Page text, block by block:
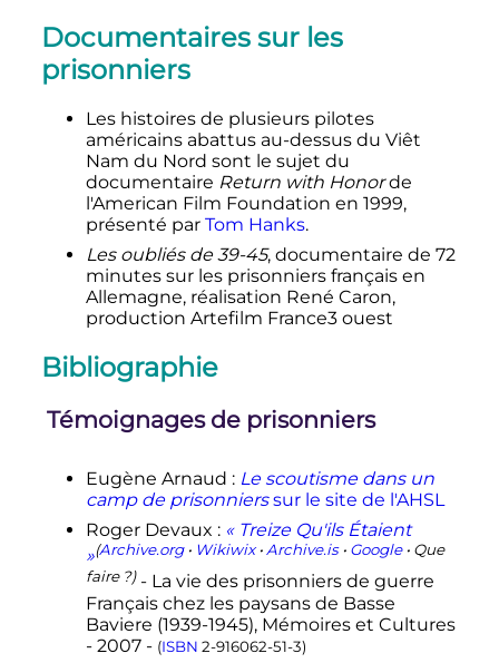
Documentaires sur les
prisonniers
Les histoires de plusieurs pilotes
américains abattus au-dessus du Viêt
Nam du Nord sont le sujet du
documentaire Return with Honorde
l'American Film Foundation en 1999,
présenté par Tom Hanks.
Les oubliés de 39-45, documentaire de 72
minutes sur les prisonniers français en
Allemagne, réalisation René Caron,
production Artefilm France3 ouest
Bibliographie
Témoignages de prisonniers
Eugène Arnaud : Le scoutisme dans un
camp de prisonnierssur le site de l'AHSL
Roger Devaux : « Treize Qu'ils Étaient
»(Archive.org• Wikiwix• Archive.is• Google• Que
faire ?)- La vie des prisonniers de guerre
Français chez les paysans de Basse
Baviere (1939-1945), Mémoires et Cultures
- 2007 - (ISBN 2-916062-51-3)